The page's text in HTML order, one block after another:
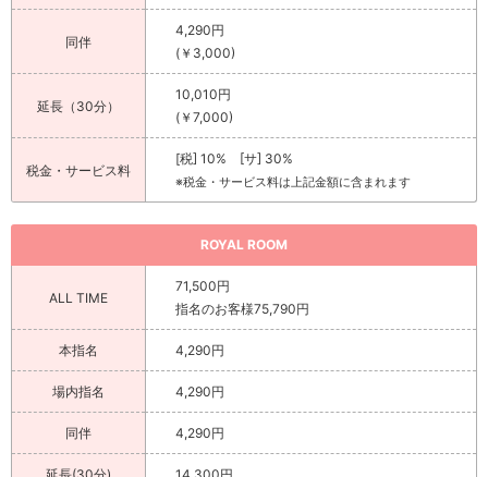
同伴
4,290円
(￥3,000)
延長（30分）
10,010円
(￥7,000)
税金・サービス料
[税] 10% [サ] 30%
※税金・サービス料は上記金額に含まれます
ROYAL ROOM
ALL TIME
71,500円
指名のお客様75,790円
本指名 4,290円
場内指名 4,290円
同伴 4,290円